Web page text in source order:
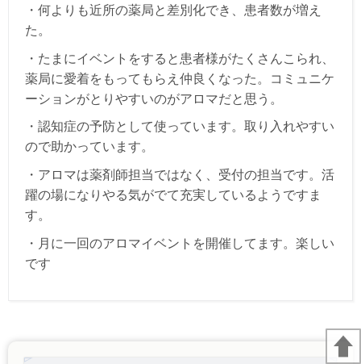
・何よりも近所の薬局と差別化でき、患者数が増え
た。
・たまにイベントをすると患者様がたくさんこられ、
薬局に愛着をもってもら え仲良くなった。コミュニケ
ーションがとりやすいのがアロマだと思う。
・認知症の予防として使っています。取り入れやすい
ので助かっています。
・アロマは薬剤師担当ではなく、受付の担当です。活
躍の場になりやる気がでて充実しているようですま
す。
・月に一回のアロマイベントを開催してます。楽しい
です